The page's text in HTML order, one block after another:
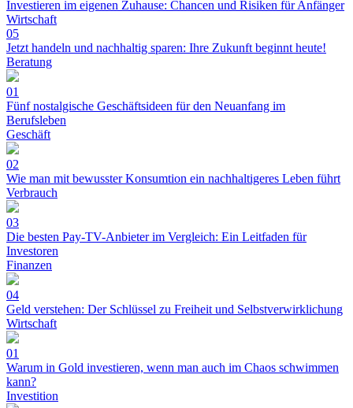
Investieren im eigenen Zuhause: Chancen und Risiken für Anfänger
Wirtschaft
05
Jetzt handeln und nachhaltig sparen: Ihre Zukunft beginnt heute!
Beratung
01
Fünf nostalgische Geschäftsideen für den Neuanfang im
Berufsleben
Geschäft
02
Wie man mit bewusster Konsumtion ein nachhaltigeres Leben führt
Verbrauch
03
Die besten Pay-TV-Anbieter im Vergleich: Ein Leitfaden für
Investoren
Finanzen
04
Geld verstehen: Der Schlüssel zu Freiheit und Selbstverwirklichung
Wirtschaft
01
Warum in Gold investieren, wenn man auch im Chaos schwimmen
kann?
Investition